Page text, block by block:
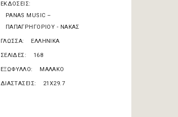
ΕΚΔΟΣΕΙΣ
PANAS MUSIC –
ΠΑΠΑΓΡΗΓΟΡΙΟΥ - ΝΑΚΑΣ
ΓΛΩΣΣΑ ΕΛΛΗΝΙΚΑ
ΣΕΛΙΔΕΣ 168
ΕΞΩΦΥΛΛΟ ΜΑΛΑΚΟ
ΔΙΑΣΤΑΣΕΙΣ 21X29.7